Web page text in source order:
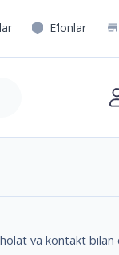
E‘lonlar
va kontakt